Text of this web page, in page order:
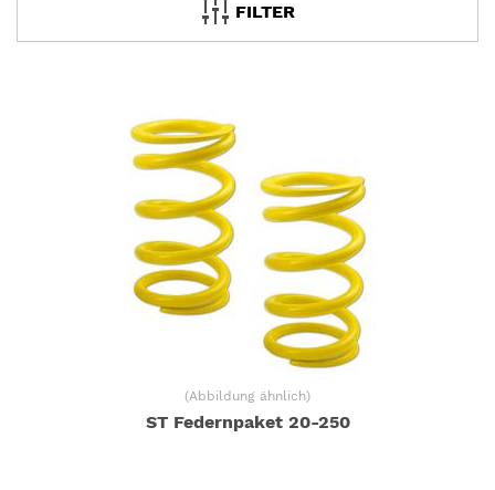
FILTER
(Abbildung ähnlich)
ST Federnpaket 20-250